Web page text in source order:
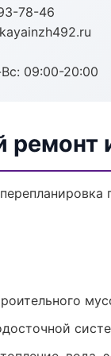
78-46
09:00-20:00
ремонт